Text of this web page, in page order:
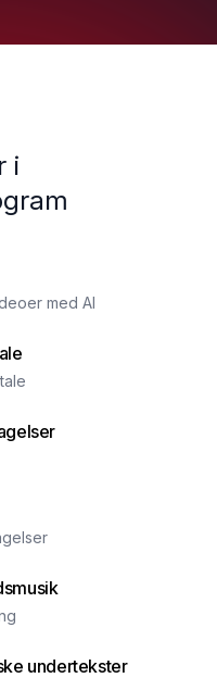
i
med AI
undertekster